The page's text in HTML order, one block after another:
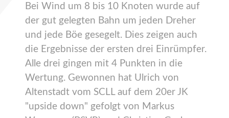
Bei Wind um 8 bis 10 Knoten wurde auf
der gut gelegten Bahn um jeden Dreher
und jede Böe gesegelt. Dies zeigen auch
die Ergebnisse der ersten drei Einrümpfer.
Alle drei gingen mit 4 Punkten in die
Wertung. Gewonnen hat Ulrich von
Altenstadt vom SCLL auf dem 20er JK
"upside down" gefolgt von Markus